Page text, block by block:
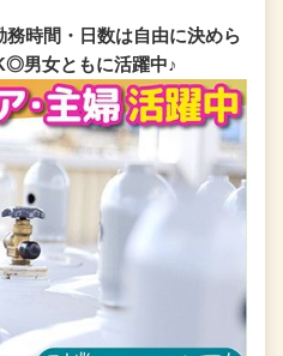
時間・日数は自由に決めら
男女ともに活躍中♪